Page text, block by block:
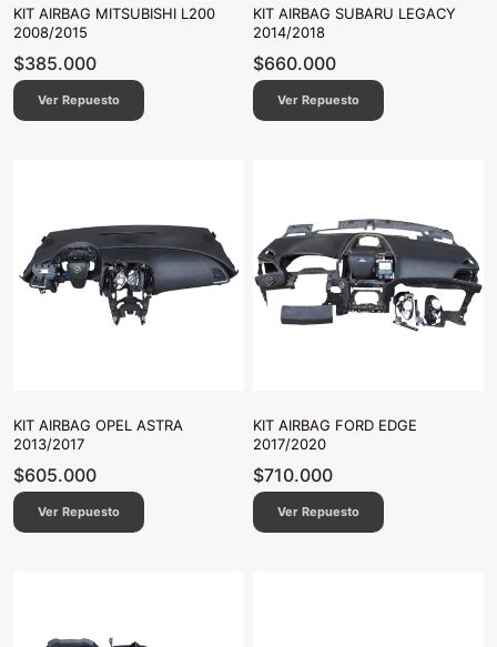
KIT AIRBAG MITSUBISHI L200
2008/2015
$385.000
Ver Repuesto
KIT AIRBAG SUBARU LEGACY
2014/2018
$660.000
Ver Repuesto
KIT AIRBAG OPEL ASTRA
2013/2017
$605.000
Ver Repuesto
KIT AIRBAG FORD EDGE
2017/2020
$710.000
Ver Repuesto